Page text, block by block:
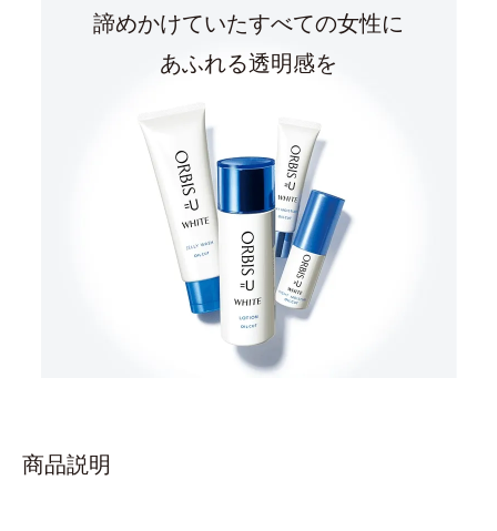
諦めかけていたすべての女性に
あふれる透明感を
商品説明